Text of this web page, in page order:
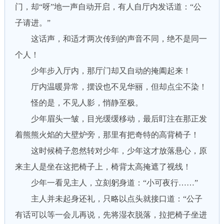
门，却“呀”地一声自动开启，有人自厅内发话道：“公
子请进。”
这话声，和适才两次传到的声音不同，绝不是同一
个人！
少年步入厅内，那厅门却又自动的掩阖起来！
厅内温暖异常，摆设也不见华丽，但却点尘不染！
怪的是，不见人影，悄静至极。
少年眉头一皱，目光缓缓移动，最后盯注在那正发
着熊熊火焰的大壁炉旁，那里有把奇特的高背椅子！
这时候椅子忽然转对少年，少年这才放落悬心，原
来主人是坐在这把椅子上，椅背太高掩遮了视线！
少年一看见主人，立刻躬身道：“小可夜行……”
主人并未起身还礼，只略以点头就接口道：“公子
有话可以等一会儿再说，先将湿衣脱落，拉把椅子坐进